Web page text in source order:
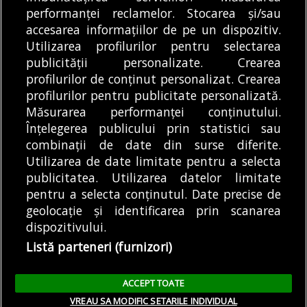
din «Imperiul»
Voluntari | Am
încercat să intru...
CĂTĂLIN ANGHEL-DIMACHE
București....
MODIFICĂ SETĂRILE COOKIES
© Copyright 2025 - Buletin de București.
Găzduit dePresslabs.com. Powered by TRS Design.
Despre
Noi
Media
Kit
Politică De
Confidențialitate
Cookie
Policy (EU)
Cookie
Policy
Tweet
Facebook
Share this selection
Tweet
performanței reclamelor. Stocarea și/sau
accesarea informațiilor de pe un dispozitiv.
Utilizarea profilurilor pentru selectarea
publicității personalizate. Crearea
profilurilor de conținut personalizat. Crearea
profilurilor pentru publicitate personalizată.
Măsurarea performanței conținutului.
Înțelegerea publicului prin statistici sau
combinații de date din surse diferite.
Utilizarea de date limitate pentru a selecta
publicitatea. Utilizarea datelor limitate
pentru a selecta conținutul. Date precise de
geolocație și identificarea prin scanarea
dispozitivului.
Listă parteneri (furnizori)
ACCEPT TOATE
VREAU SA MODIFIC SETARILE INDIVIDUAL